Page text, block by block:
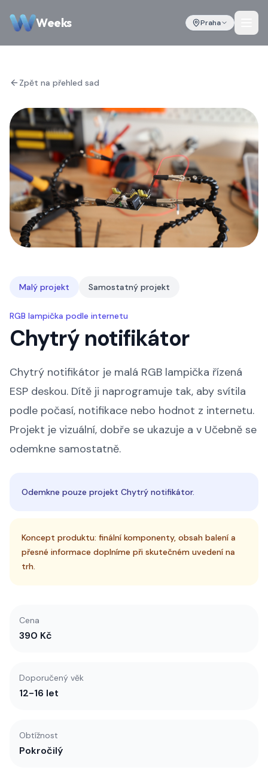
Weeks Praha
Zpět na přehled sad
Malý projekt Samostatný projekt
RGB lampička podle internetu
Chytrý notifikátor
Chytrý notifikátor je malá RGB lampička řízená
ESP deskou. Dítě ji naprogramuje tak, aby svítila
podle počasí, notifikace nebo hodnot z internetu.
Projekt je vizuální, dobře se ukazuje a v Učebně se
odemkne samostatně.
Odemkne pouze projekt Chytrý notifikátor.
Koncept produktu: finální komponenty, obsah balení a
přesné informace doplníme při skutečném uvedení na
trh.
Cena
390 Kč
Doporučený věk
12-16 let
Obtížnost
Pokročilý